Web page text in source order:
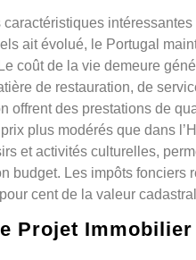
ait évolué, le Portugal
coût de la vie demeure
de restauration, de
offrent des prestations de
plus modérés que dans
et activités culturelles,
budget. Les impôts fonciers
cent de la valeur
Projet